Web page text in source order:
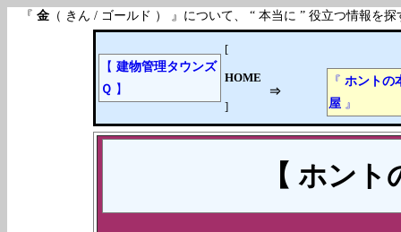
『 金 （ きん / ゴールド ） 』について、 “ 本当に ” 役立つ
【 建物管理タウンズ
Ｑ 】
[
HOME
]
⇒
『 ホントの
屋 』
【 ホン